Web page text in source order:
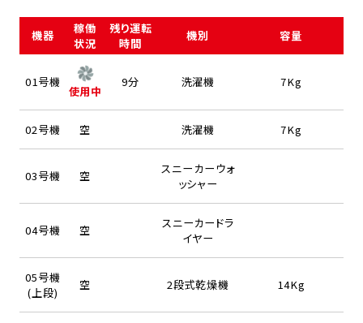
機器
稼働
状況
残り運転
時間
機別 容量
01号機
使用中
9分 洗濯機 7Kg
02号機 空 洗濯機 7Kg
03号機 空
スニーカーウォ
ッシャー
04号機 空
スニーカードラ
イヤー
05号機
(上段)
空 2段式乾燥機 14Kg